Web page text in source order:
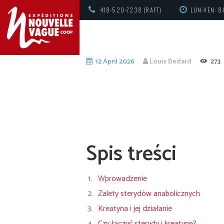
418-520-7238 (RAFT) LUN-VEN:
12 April 2026 Louis Bedard 273
Spis treści
Wprowadzenie
Zalety sterydów anabolicznych
Kreatyna i jej działanie